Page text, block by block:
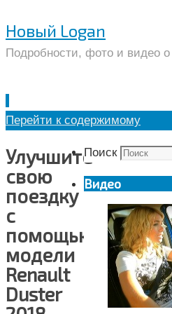
Новый Logan
Подробности, фото и видео
Перейти к содержимому
Улучшите
свою
поездку
с
помощью
модели
Renault
Duster
Поиск
Видео